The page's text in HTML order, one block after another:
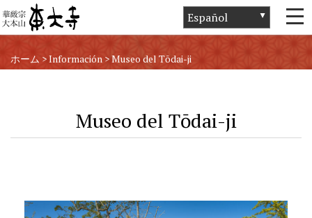
ホーム >Información >Museo del Tōdai-ji
Museo del Tōdai-ji